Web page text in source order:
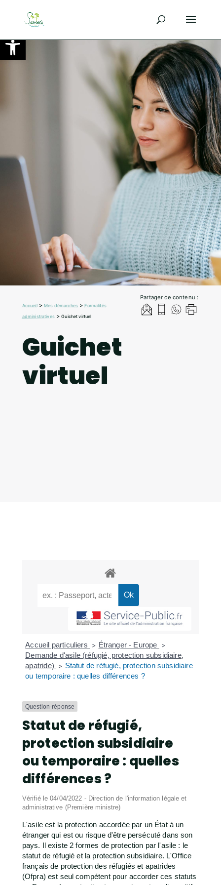
Ouvrir la barre d’outils
Partager ce contenu :
Accueil>Mes démarches >Formalités
administratives>Guichet virtuel
Guichet
virtuel
Accueil particuliers > Étranger - Europe >
Demande d'asile (réfugié, protection subsidiaire,
apatride)
> Statut de réfugié, protection subsidiaire
ou temporaire : quelles différences ?
Question-réponse
Statut de réfugié,
protection subsidiaire
ou temporaire : quelles
différences ?
Vérifié le 04/04/2022 - Direction de l'information légale et
administrative (Première ministre)
L'asile est la protection accordée par un État à un
étranger qui est ou risque d'être persécuté dans son
pays. Il existe 2 formes de protection par l'asile : le
statut de réfugié et la protection subsidiaire. L'Office
français de protection des réfugiés et apatrides
(Ofpra) est seul compétent pour accorder ces statuts